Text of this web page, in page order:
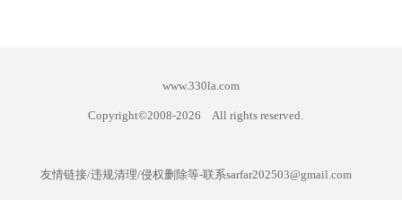
www.330la.com
Copyright©2008-2026 All rights reserved.
友情链接/违规清理/侵权删除等-联系sarfar202503@gmail.com